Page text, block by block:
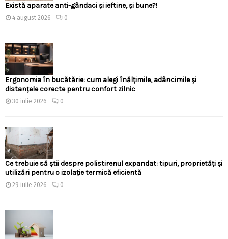
Există aparate anti-gândaci și ieftine, și bune?!
4 august 2026 0
Ergonomia în bucătărie: cum alegi înălțimile, adâncimile și
distanțele corecte pentru confort zilnic
30 iulie 2026 0
Ce trebuie să știi despre polistirenul expandat: tipuri, proprietăți și
utilizări pentru o izolație termică eficientă
29 iulie 2026 0